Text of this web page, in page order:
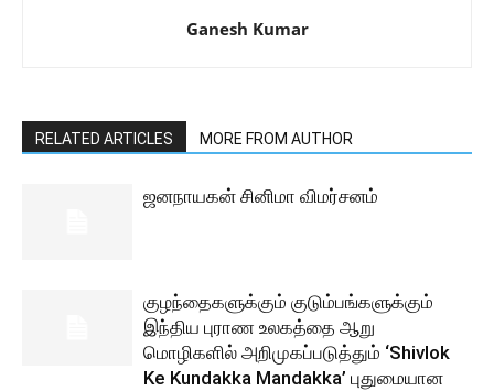
Ganesh Kumar
RELATED ARTICLES MORE FROM AUTHOR
ஜனநாயகன் சினிமா விமர்சனம்
குழந்தைகளுக்கும் குடும்பங்களுக்கும்
இந்திய புராண உலகத்தை ஆறு
மொழிகளில் அறிமுகப்படுத்தும் ‘Shivlok
Ke Kundakka Mandakka’ புதுமையான